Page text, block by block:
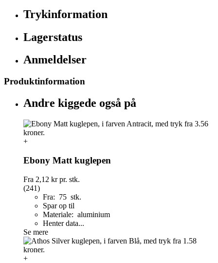
Trykinformation
Lagerstatus
Anmeldelser
Produktinformation
Andre kiggede også på
+
Ebony Matt kuglepen
Fra 2,12 krpr. stk.
(241)
Fra: 75 stk.
Spar op til
Materiale: aluminium
Henter data...
Se mere
+